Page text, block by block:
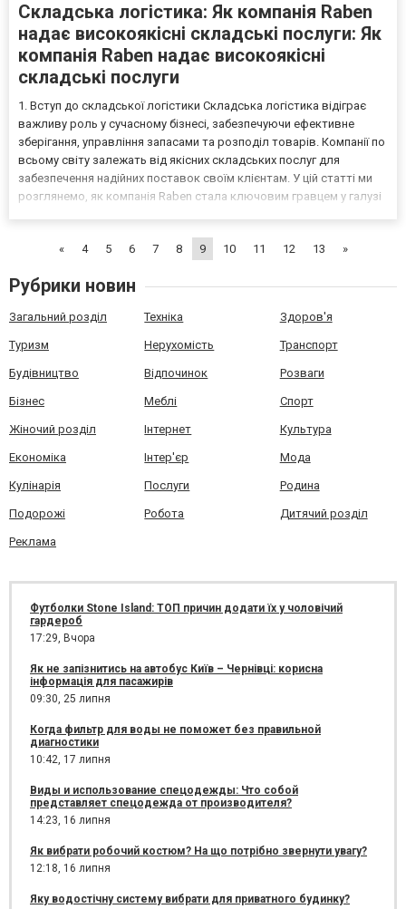
Складська логістика: Як компанія Raben
надає високоякісні складські послуги: Як
компанія Raben надає високоякісні
складські послуги
1. Вступ до складської логістики Складська логістика відіграє
важливу роль у сучасному бізнесі, забезпечуючи ефективне
зберігання, управління запасами та розподіл товарів. Компанії по
всьому світу залежать від якісних складських послуг для
забезпечення надійних поставок своїм клієнтам. У цій статті ми
розглянемо, як компанія Raben стала ключовим гравцем у галузі
«
4 5 6 7 8 9 10 11 12 13 »
Рубрики новин
Загальний розділ Техніка Здоров'я
Туризм Нерухомість Транспорт
Будівництво Відпочинок Розваги
Бізнес Меблі Спорт
Жіночий розділ Інтернет Культура
Економіка Інтер'єр Мода
Кулінарія Послуги Родина
Подорожі Робота Дитячий розділ
Реклама
Футболки Stone Island: ТОП причин додати їх у чоловічий
гардероб
17:29, Вчора
Як не запізнитись на автобус Київ – Чернівці: корисна
інформація для пасажирів
09:30, 25 липня
Когда фильтр для воды не поможет без правильной
диагностики
10:42, 17 липня
Виды и использование спецодежды: Что собой
представляет спецодежда от производителя?
14:23, 16 липня
Як вибрати робочий костюм? На що потрібно звернути увагу?
12:18, 16 липня
Яку водостічну систему вибрати для приватного будинку?